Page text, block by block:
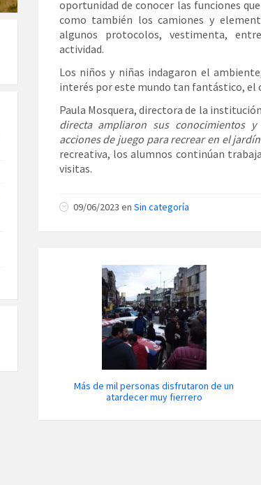
oportunidad de conocer las funciones
como también los camiones y
algunos protocolos, vestimenta,
actividad.
Los niños y niñas indagaron el
interés por este mundo tan fantástico, el
Paula Mosquera, directora de la
directa ampliaron sus conocimientos
acciones de juego para recrear en el
recreativa, los alumnos continúan
visitas.
09/06/2023 en Sin categoría
Más de mil personas disfrutaron de un
atardecer muy fierrero